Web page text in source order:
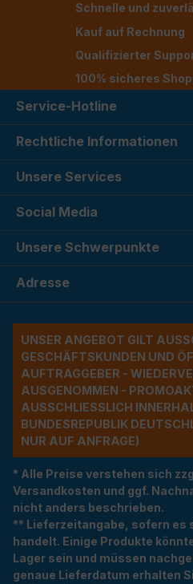
Schnelle und
Kauf auf Rechnung
Qualifizierter
100% sicheres
Service-Hotline
Rechtliche Informationen
Unsere Services
Social Media
Unsere Schwerpunkte
Adresse
UNSER ANGEBOT GILT
ESCHÄFTSKUNDEN UND
UFTRAGGEBER -
USGENOMMEN -
USSCHLIESSLICH INNERHALB
NDESREPUBLIK
R AUF ANFRAGE)
* Alle Preise verstehen sich
Versandkosten und ggf.
nicht anders beschrieben.
** Lieferzeitangabe, sofern es
handelt. Einige Produkte
Lager sein und müssen
genaue Lieferdatum erhalten